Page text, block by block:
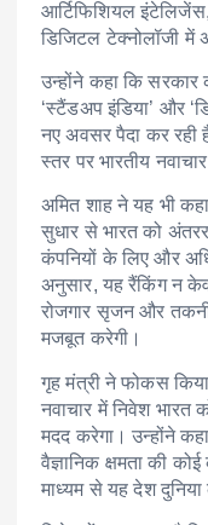
आर्टिफिशियल इंटेलिजेंस,
डिजिटल टेक्नोलॉजी में
उन्होंने कहा कि सरकार
‘स्टैंडअप इंडिया’ और
नए अवसर पैदा कर
स्तर पर भारतीय
अमित शाह ने यह भी
सुधार से भारत को
कंपनियों के लिए और
अनुसार, यह रैंकिंग न
रोजगार सृजन और
मजबूत करेगी।
गृह मंत्री ने फोकस
नवाचार में निवेश भारत
मदद करेगा। उन्होंने
वैज्ञानिक क्षमता की
माध्यम से यह देश